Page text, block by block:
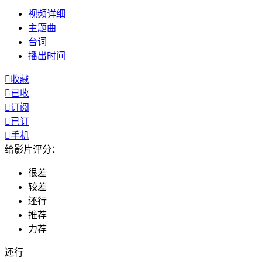
视频详细
主题曲
台词
播出时间
收藏
已收
订阅
已订
手机
给影片评分：
很差
较差
还行
推荐
力荐
还行